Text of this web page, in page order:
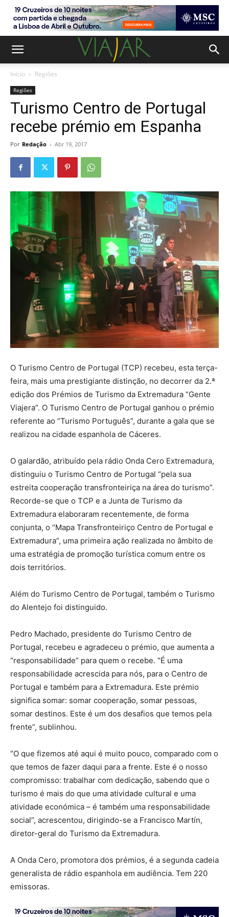
Início Regiões
Regiões
Turismo Centro de Portugal
recebe prémio em Espanha
Por Redação - Abr 19, 2017
O Turismo Centro de Portugal (TCP) recebeu, esta terça-
feira, mais uma prestigiante distinção, no decorrer da 2.ª
edição dos Prémios de Turismo da Extremadura “Gente
Viajera”. O Turismo Centro de Portugal ganhou o prémio
referente ao “Turismo Português”, durante a gala que se
realizou na cidade espanhola de Cáceres.
O galardão, atribuído pela rádio Onda Cero Extremadura,
distinguiu o Turismo Centro de Portugal “pela sua
estreita cooperação transfronteiriça na área do turismo”.
Recorde-se que o TCP e a Junta de Turismo da
Extremadura elaboraram recentemente, de forma
conjunta, o “Mapa Transfronteiriço Centro de Portugal e
Extremadura”, uma primeira ação realizada no âmbito de
uma estratégia de promoção turística comum entre os
dois territórios.
Além do Turismo Centro de Portugal, também o Turismo
do Alentejo foi distinguido.
Pedro Machado, presidente do Turismo Centro de
Portugal, recebeu e agradeceu o prémio, que aumenta a
“responsabilidade” para quem o recebe. “É uma
responsabilidade acrescida para nós, para o Centro de
Portugal e também para a Extremadura. Este prémio
significa somar: somar cooperação, somar pessoas,
somar destinos. Este é um dos desafios que temos pela
frente”, sublinhou.
“O que fizemos até aqui é muito pouco, comparado com o
que temos de fazer daqui para a frente. Este é o nosso
compromisso: trabalhar com dedicação, sabendo que o
turismo é mais do que uma atividade cultural e uma
atividade económica – é também uma responsabilidade
social”, acrescentou, dirigindo-se a Francisco Martín,
diretor-geral do Turismo da Extremadura.
A Onda Cero, promotora dos prémios, é a segunda cadeia
generalista de rádio espanhola em audiência. Tem 220
emissoras.